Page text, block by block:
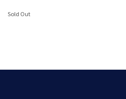
Sold Out